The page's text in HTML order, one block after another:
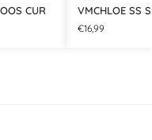
CUR VMCHLOE SS
€16,99